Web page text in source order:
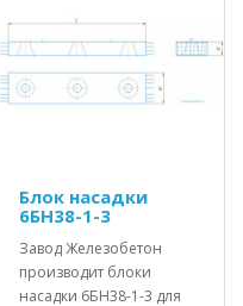
Блок насадки
6БН38-1-3
Завод Железобетон
производит блоки
насадки 6БН38-1-3 для